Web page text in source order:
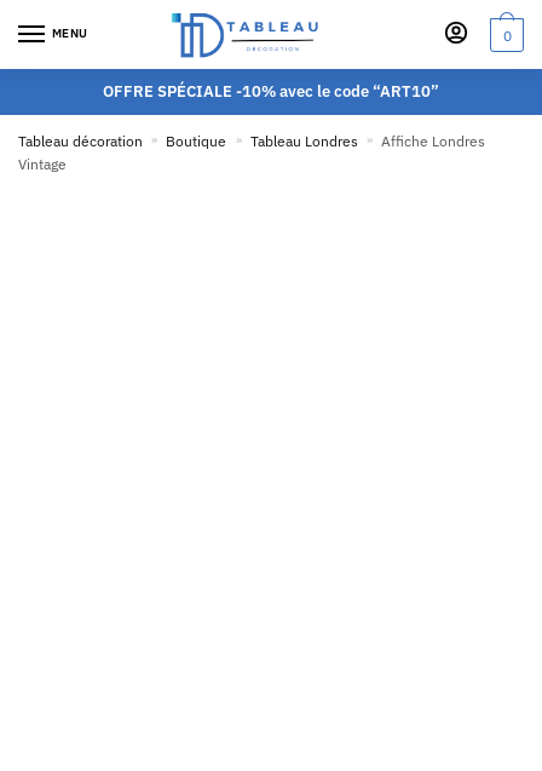
MENU 0
OFFRE SPÉCIALE -10% avec le code “ART10”
Tableau décoration » Boutique » Tableau Londres » Affiche Londres
Vintage